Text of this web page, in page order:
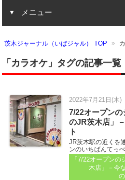
メニュー
茨木ジャーナル（いばジャル） TOP
「カラオケ」タグの記事一覧
2022年7月21日(木)
7/22オープン
のJR茨木店」
ト
JR茨木駅の近くを
ンのいちばんてっ
が出ていました。
ラオケのあとにオ
板です。 ■2022年
「7/22オープン
木店」－今